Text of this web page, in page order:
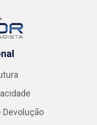
Devolução